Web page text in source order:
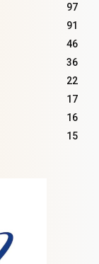
97
91
46
36
22
17
16
15